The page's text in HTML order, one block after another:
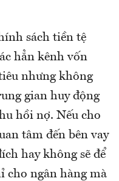
sách tiền tệ
hẳn kênh vốn
nhưng không
gian huy động
hồi nợ. Nếu cho
tâm đến bên vay
hay không sẽ để
cho ngân hàng mà